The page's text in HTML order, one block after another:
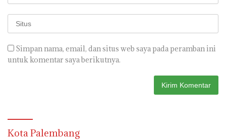
Simpan nama, email, dan situs web saya pada peramban ini
untuk komentar saya berikutnya.
Kota Palembang